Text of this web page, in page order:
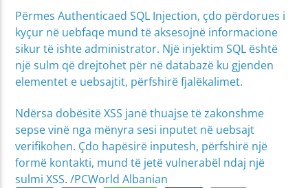
Përmes Authenticaed SQL Injection, çdo përdorues i
kyçur në uebfaqe mund të aksesojnë informacione
sikur të ishte administrator. Një injektim SQL është
një sulm që drejtohet për në databazë ku gjenden
elementet e uebsajtit, përfshirë fjalëkalimet.
Ndërsa dobësitë XSS janë thuajse të zakonshme
sepse vinë nga mënyra sesi inputet në uebsajt
verifikohen. Çdo hapësirë inputesh, përfshirë një
formë kontakti, mund të jetë vulnerabël ndaj një
sulmi XSS. /PCWorld Albanian